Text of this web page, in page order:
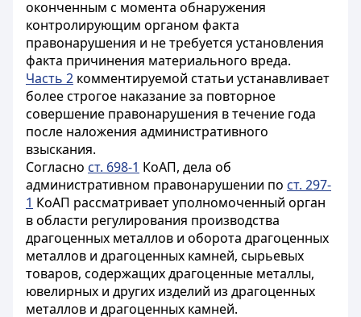
оконченным с момента обнаружения
контролирующим органом факта
правонарушения и не требуется установления
факта причинения материального вреда.
Часть 2 комментируемой статьи устанавливает
более строгое наказание за повторное
совершение правонарушения в течение года
после наложения административного
взыскания.
Согласно ст. 698-1 КоАП, дела об
административном правонарушении по ст. 297-
1 КоАП рассматривает уполномоченный орган
в области регулирования производства
драгоценных металлов и оборота драгоценных
металлов и драгоценных камней, сырьевых
товаров, содержащих драгоценные металлы,
ювелирных и других изделий из драгоценных
металлов и драгоценных камней.